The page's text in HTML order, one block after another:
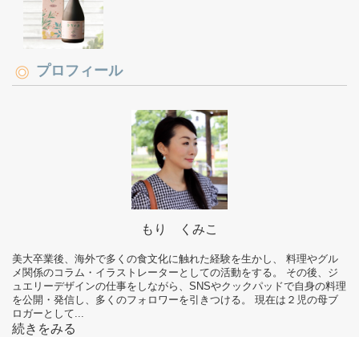
プロフィール
もり くみこ
美大卒業後、海外で多くの食文化に触れた経験を生かし、 料理やグル
メ関係のコラム・イラストレーターとしての活動をする。 その後、ジ
ュエリーデザインの仕事をしながら、SNSやクックパッドで自身の料理
を公開・発信し、多くのフォロワーを引きつける。 現在は２児の母ブ
ロガーとして...
続きをみる